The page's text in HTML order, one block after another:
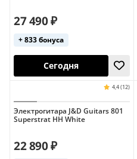
11 августа
27 490 ₽
+ 833 бонуса
Электрогитара J&D Guitars 801
Superstrat HH White
22 890 ₽